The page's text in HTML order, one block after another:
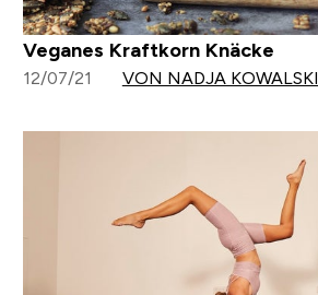
Veganes Kraftkorn Knäcke
12/07/21 VON NADJA KOWALSKI